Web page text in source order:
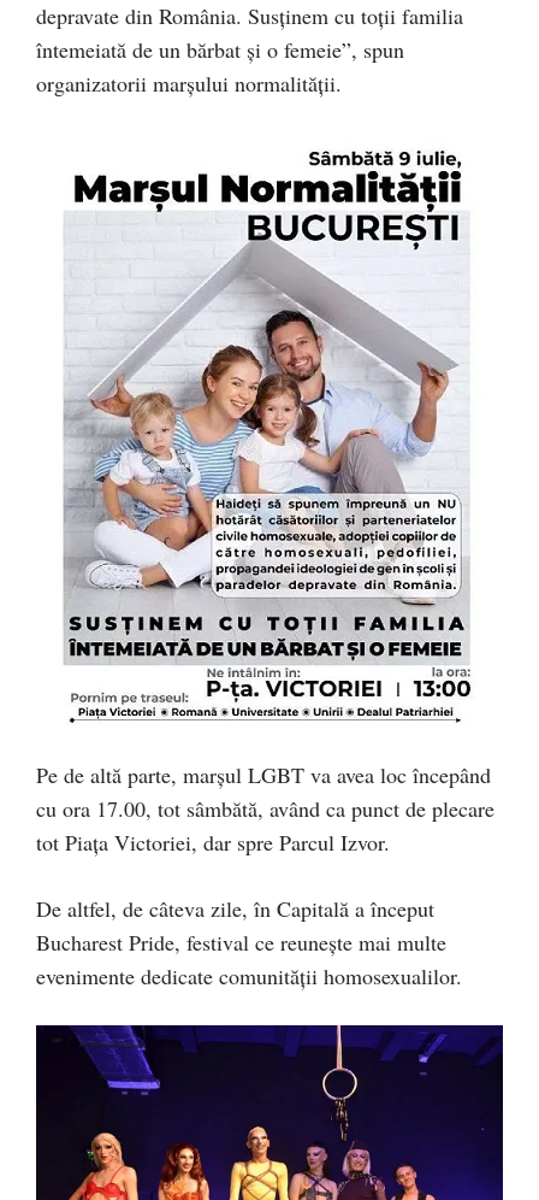
depravate din România. Susținem cu toții familia
întemeiată de un bărbat și o femeie”, spun
organizatorii marșului normalității.
Pe de altă parte, marșul LGBT va avea loc începând
cu ora 17.00, tot sâmbătă, având ca punct de plecare
tot Piața Victoriei, dar spre Parcul Izvor.
De altfel, de câteva zile, în Capitală a început
Bucharest Pride, festival ce reunește mai multe
evenimente dedicate comunității homosexualilor.